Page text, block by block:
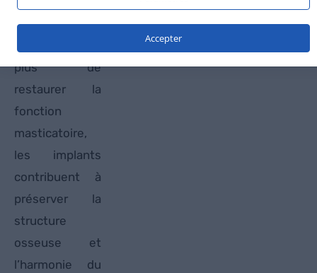
plusieurs
plus de
restaurer la
fonction
masticatoire,
les implants
contribuent à
préserver la
structure
osseuse et
l’harmonie du
Accepter